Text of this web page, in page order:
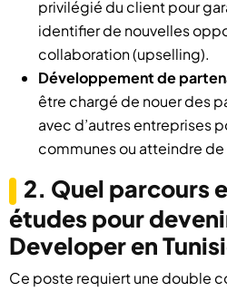
privilégié du client pour
identifier de nouvelles
collaboration (upselling).
Développement de
être chargé de nouer des
avec d’autres entreprises
communes ou atteindre de
2. Quel parcours
études pour
Developer en
Ce poste requiert une double